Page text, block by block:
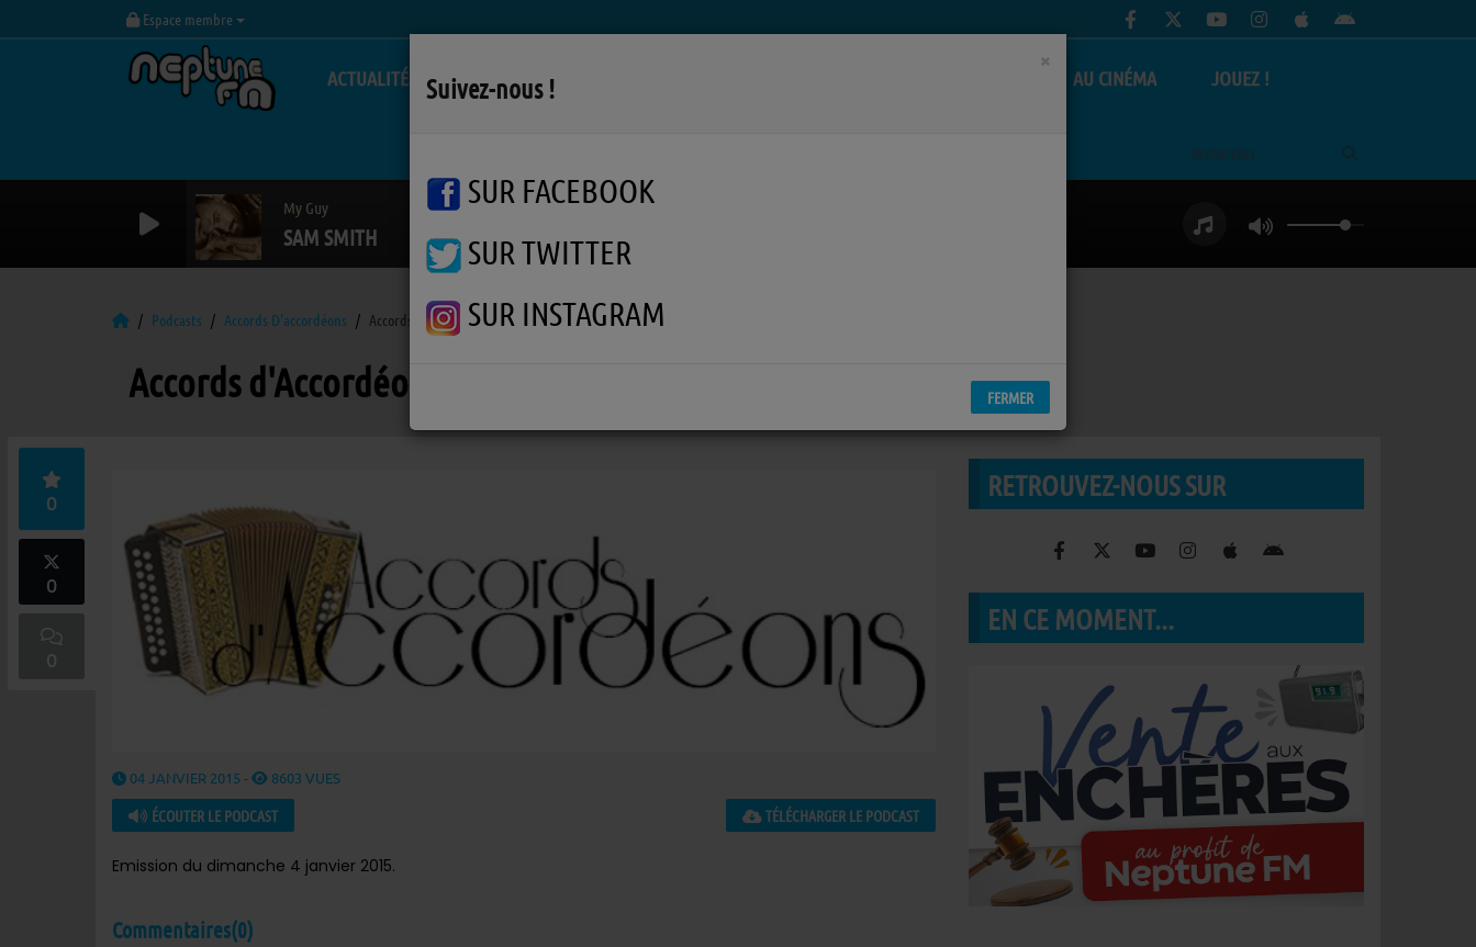
Espace membre
ACTUALITÉS LA RADIO AU CINÉMA JOUEZ !
My Guy
SAM SMITH
Podcasts Accords D'accordéons Accords d'Accordéons
Accords d'Accordéons
0
0
0
04 JANVIER 2015 - 8603 VUES
ÉCOUTER LE PODCAST TÉLÉCHARGER LE PODCAST
Emission du dimanche 4 janvier 2015.
Commentaires(0)
RETROUVEZ-NOUS SUR
EN CE MOMENT...
×
Suivez-nous !
SUR FACEBOOK
SUR TWITTER
SUR INSTAGRAM
FERMER